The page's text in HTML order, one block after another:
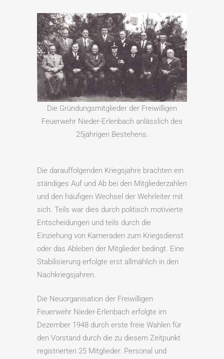
Die Gründungsmitglieder der Freiwilligen
Feuerwehr Nieder-Erlenbach anlässlich des
25jährigen Bestehens.
Die darauffolgenden Kriegsjahre brachten ein
ständiges Auf und Ab bei den Mitgliederzahlen
und den häufigen Wechsel der Wehrleiter mit
sich. Teils war dies durch politisch motivierte
Entscheidungen und teils durch die
Einziehung von Kameraden zum Kriegsdienst
oder das Ableben der Mitglieder bedingt. Eine
Stabilisierung erfolgte erst allmählich in den
Nachkriegsjahren.
Die Neuorganisation der Freiwilligen
Feuerwehr Nieder-Erlenbach erfolgte im
Dezember 1948 durch erste freie Wahlen für
den Vorstand durch die zu diesem Zeitpunkt
registrierten 25 Mitglieder. Personal und